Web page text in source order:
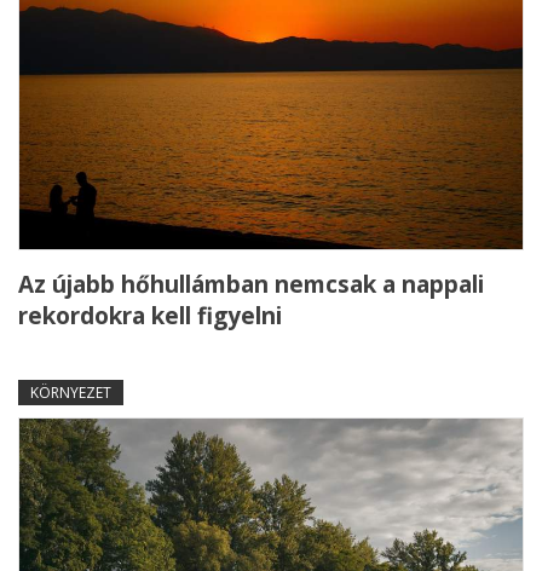
Az újabb hőhullámban nemcsak a nappali
rekordokra kell figyelni
KÖRNYEZET